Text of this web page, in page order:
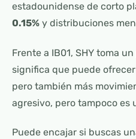
estadounidense de corto
0.15% y distribuciones
Frente a IB01, SHY toma
significa que puede
pero también más
agresivo, pero tampoco es
Puede encajar si buscas